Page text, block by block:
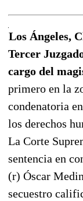
Los Ángeles,
Tercer
cargo del
primero en la
condenatoria
los derechos
La Corte
sentencia en
(r) Óscar
secuestro